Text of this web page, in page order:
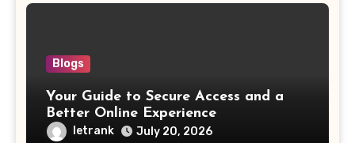
Blogs
Your Guide to Secure Access and a
Better Online Experience
letrank July 20, 2026